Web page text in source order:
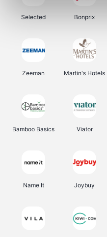
Selected Bonprix
Zeeman Martin's Hotels
Bamboo Basics Viator
Name It Joybuy